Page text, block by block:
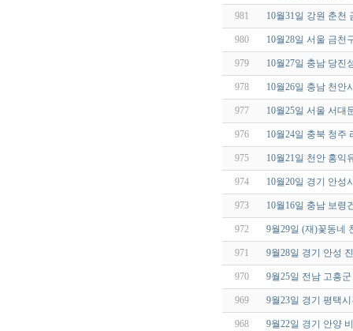
981 10월31일 강원 춘천
980 10월28일 서울 금천
979 10월27일 충남 당진
978 10월26일 충남 천안
977 10월25일 서울 서대
976 10월24일 충북 청주
975 10월21일 천안 홍익
974 10월20일 경기 안성
973 10월16일 충남 보령
972 9월29일 (재)꽃동네
971 9월28일 경기 안성
970 9월25일 전남 고흥
969 9월23일 경기 평택
968 9월22일 경기 안양